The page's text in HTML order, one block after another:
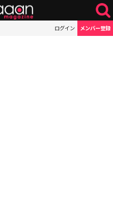
ログイン メンバー登録